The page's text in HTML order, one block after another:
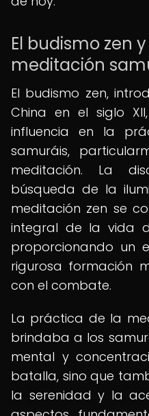
El budismo zen
meditación
El budismo zen,
China en el siglo
influencia en la
samuráis,
meditación. La
búsqueda de la
meditación zen se
integral de la vida
proporcionando un
rigurosa formación
con el combate.
La práctica de la
brindaba a los
mental y
batalla, sino que
la serenidad y la